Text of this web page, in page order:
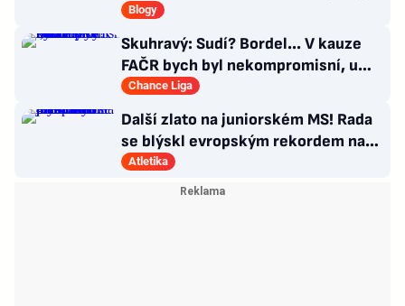
není na místě
Blogy
Skuhravý: Sudí? Bordel... V kauze
FAČR bych byl nekompromisní, u
Davida Látala taky!
Chance Liga
Další zlato na juniorském MS! Rada
se blýskl evropským rekordem na
400 metrů překážek
Atletika